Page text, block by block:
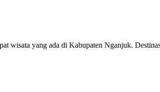
wisata yang ada di Kabupaten Nganjuk.